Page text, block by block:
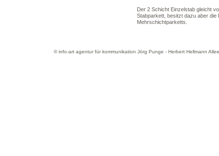
Der 2 Schicht Einzelstab gleicht
Stabparkett, besitzt dazu aber
Mehrschichtparketts.
© info-art agentur für kommunikation Jörg Punge - Herbert Hellmann